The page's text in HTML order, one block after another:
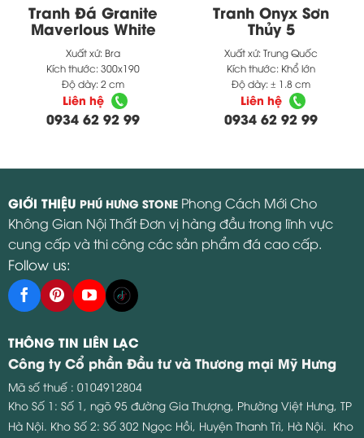
Tranh Đá Granite
Maverlous White
Xuất xứ: Bra
Kích thước: 300x190
Độ dày: 2 cm
Liên hệ
0934 62 92 99
Tranh Onyx Sơn
Thủy 5
Xuất xứ: Trung Quốc
Kích thước: Khổ lớn
Độ dày: ± 1.8 cm
Liên hệ
0934 62 92 99
GIỚI THIỆU PHÚ HƯNG STONE Phong Cách Mới Cho
Không Gian Nội Thất Đơn vị hàng đầu trong lĩnh vực
cung cấp và thi công các sản phẩm đá cao cấp.
Follow us:
THÔNG TIN LIÊN LẠC
Công ty Cổ phần Đầu tư và Thương mại Mỹ Hưng
Mã số thuế : 0104912804
Kho Số 1: Số 1, ngõ 95 đường Gia Thượng, Phường Việt Hưng, TP
Hà Nội. Kho Số 2: Số 302 Ngọc Hồi, Huyện Thanh Trì, Hà Nội. Kho